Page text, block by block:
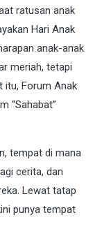
ratusan anak
Hari Anak
anak-anak
meriah, tetapi
itu, Forum Anak
“Sahabat”
tempat di mana
cerita, dan
Lewat tatap
punya tempat